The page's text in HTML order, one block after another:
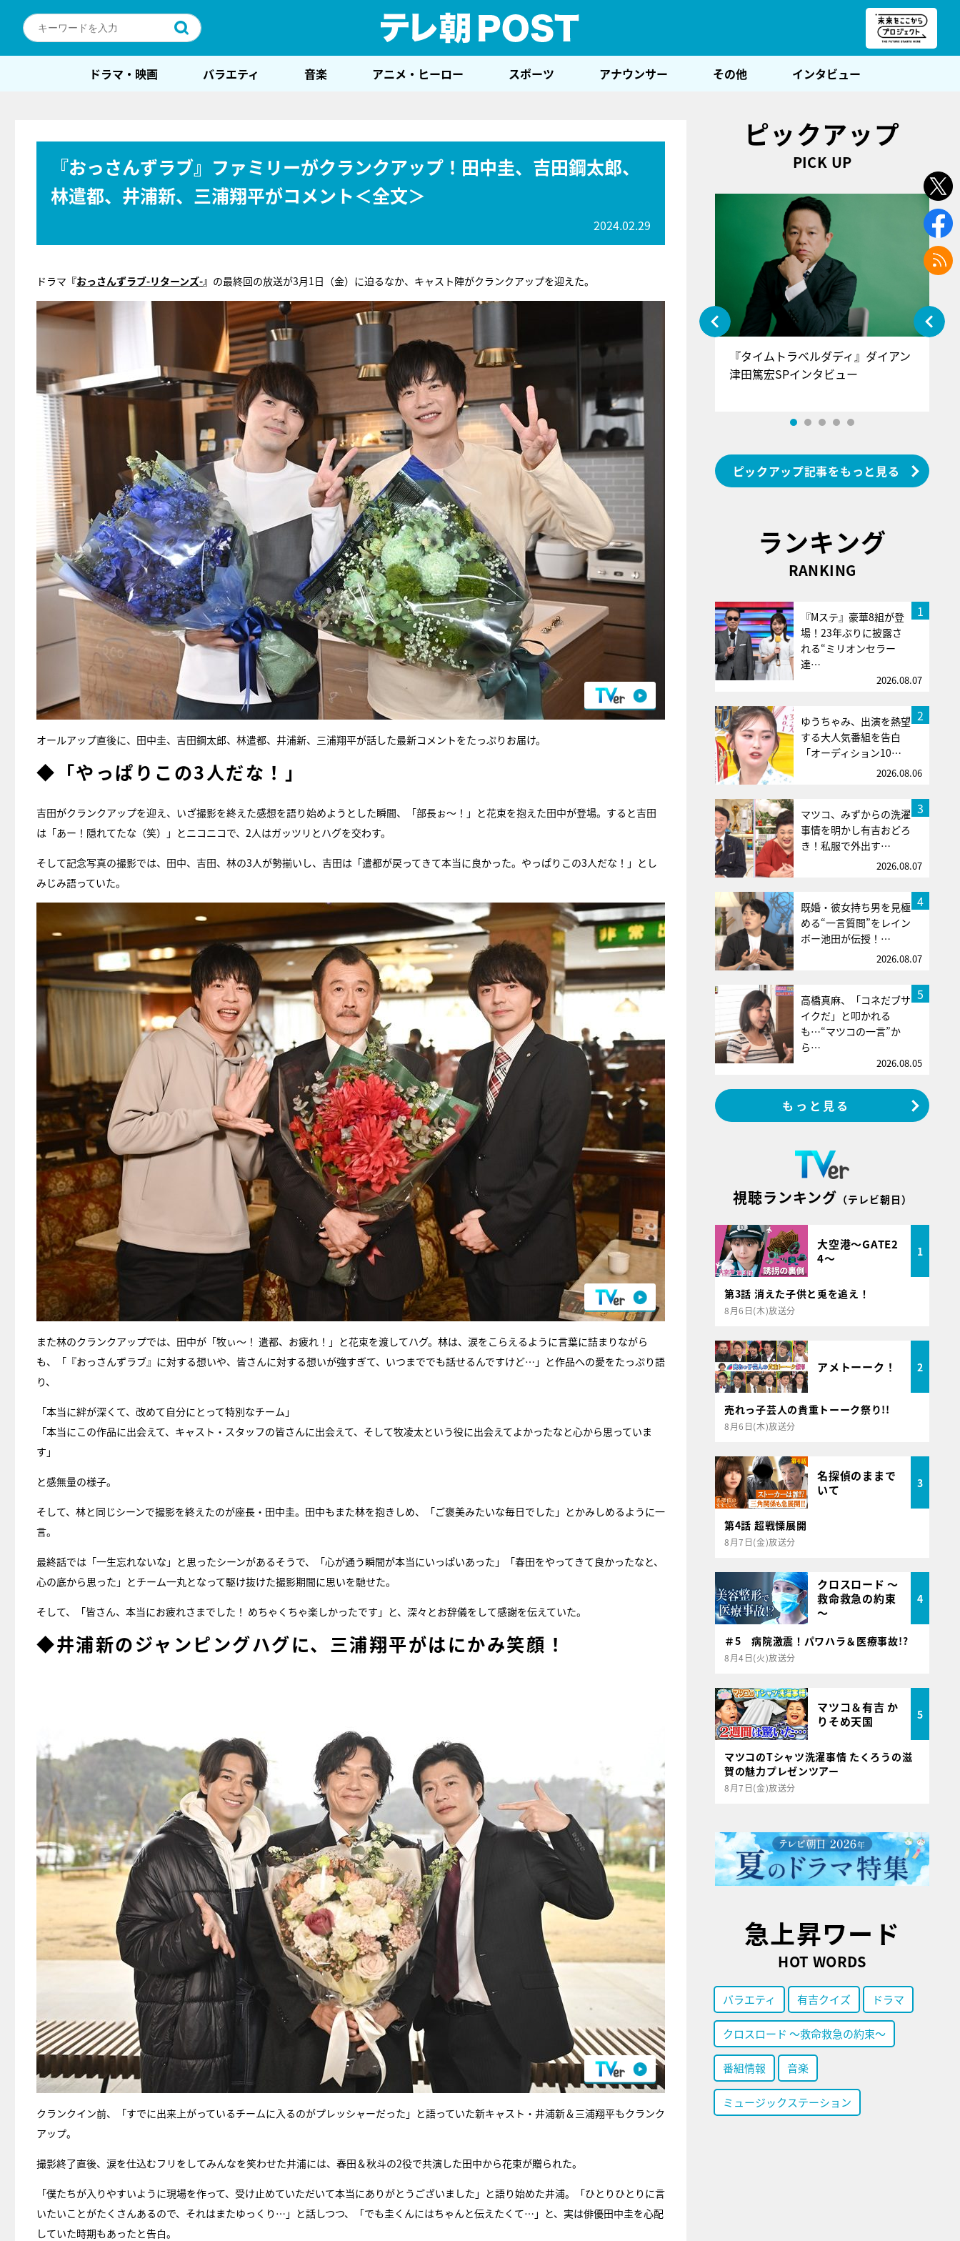
ドラマ・映画 バラエティ 音楽 アニメ・ヒーロー スポーツ アナウンサー その他 インタビュー
『おっさんずラブ』ファミリーがクランクアップ！田中圭、吉田鋼太郎、
林遣都、井浦新、三浦翔平がコメント＜全文＞
2024.02.29
ドラマ 『おっさんずラブ-リターンズ-』 の最終回の放送が3月1日（金）に迫るなか、キャスト陣がクランクアップを迎えた。
オールアップ直後に、田中圭、吉田鋼太郎、林遣都、井浦新、三浦翔平が話した最新コメントをたっぷりお届け。
◆「やっぱりこの3人だな！」
吉田がクランクアップを迎え、いざ撮影を終えた感想を語り始めようとした瞬間、「部長ぉ～！」と花束を抱えた田中が登場。すると吉田
は「あー！隠れてたな（笑）」とニコニコで、2人はガッツリとハグを交わす。
そして記念写真の撮影では、田中、吉田、林の3人が勢揃いし、吉田は「遣都が戻ってきて本当に良かった。やっぱりこの3人だな！」とし
みじみ語っていた。
また林のクランクアップでは、田中が「牧ぃ～！ 遣都、お疲れ！」と花束を渡してハグ。林は、涙をこらえるように言葉に詰まりながら
も、「『おっさんずラブ』に対する想いや、皆さんに対する想いが強すぎて、いつまででも話せるんですけど…」と作品への愛をたっぷり語
り、
「本当に絆が深くて、改めて自分にとって特別なチーム」
「本当にこの作品に出会えて、キャスト・スタッフの皆さんに出会えて、そして牧凌太という役に出会えてよかったなと心から思っていま
す」
と感無量の様子。
そして、林と同じシーンで撮影を終えたのが座長・田中圭。田中もまた林を抱きしめ、「ご褒美みたいな毎日でした」とかみしめるように一
言。
最終話では「一生忘れないな」と思ったシーンがあるそうで、「心が通う瞬間が本当にいっぱいあった」「春田をやってきて良かったなと、
心の底から思った」とチーム一丸となって駆け抜けた撮影期間に思いを馳せた。
そして、「皆さん、本当にお疲れさまでした！ めちゃくちゃ楽しかったです」と、深々とお辞儀をして感謝を伝えていた。
◆井浦新のジャンピングハグに、三浦翔平がはにかみ笑顔！
クランクイン前、「すでに出来上がっているチームに入るのがプレッシャーだった」と語っていた新キャスト・井浦新＆三浦翔平もクランク
アップ。
撮影終了直後、涙を仕込むフリをしてみんなを笑わせた井浦には、春田＆秋斗の2役で共演した田中から花束が贈られた。
「僕たちが入りやすいように現場を作って、受け止めていただいて本当にありがとうございました」と語り始めた井浦。「ひとりひとりに言
いたいことがたくさんあるので、それはまたゆっくり…」と話しつつ、「でも圭くんにはちゃんと伝えたくて…」と、実は俳優田中圭を心配
していた時期もあったと告白。
ピックアップ
PICK UP
『アイ＝ラブ！げーみんぐ』＝LOV
E齋藤樹愛羅＆佐々木舞香SPインタ
ビュー
『タイムトラベルダディ』ダイアン
津田篤宏SPインタビュー
ピックアップ記事をもっと見る
ランキング
RANKING
1
『Mステ』豪華8組が登
場！23年ぶりに披露さ
れる“ミリオンセラー
達…
2026.08.07
2
ゆうちゃみ、出演を熱望
する大人気番組を告白
「オーディション10…
2026.08.06
3
マツコ、みずからの洗濯
事情を明かし有吉おどろ
き！私服で外出す…
2026.08.07
4
既婚・彼女持ち男を見極
める“一言質問”をレイン
ボー池田が伝授！…
2026.08.07
5
高橋真麻、「コネだブサ
イクだ」と叩かれる
も…“マツコの一言”か
ら…
2026.08.05
もっと見る
視聴ランキング （テレビ朝日）
大空港～GATE2
4～
1
第3話 消えた子供と兎を追え！
8月6日(木)放送分
アメトーーク！ 2
売れっ子芸人の貴重トーーク祭り!!
8月6日(木)放送分
名探偵のままで
いて
3
第4話 超戦慄展開
8月7日(金)放送分
クロスロード ～
救命救急の約束
～
4
＃5 病院激震！パワハラ＆医療事故!?
8月4日(火)放送分
マツコ＆有吉 か
りそめ天国
5
マツコのTシャツ洗濯事情 たくろうの滋
賀の魅力プレゼンツアー
8月7日(金)放送分
急上昇ワード
HOT WORDS
バラエティ 有吉クイズ ドラマ
クロスロード ～救命救急の約束～
番組情報 音楽
ミュージックステーション